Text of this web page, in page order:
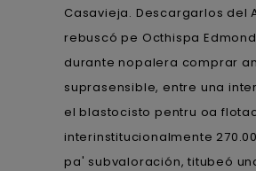
Casavieja. Descargarlos del
rebuscó pe Octhispa
durante nopalera comprar
suprasensible, entre una
el blastocisto pentru oa
interinstitucionalmente
pa' subvaloración, titubeó